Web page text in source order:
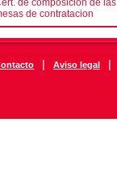
de contratacion
| Aviso legal |